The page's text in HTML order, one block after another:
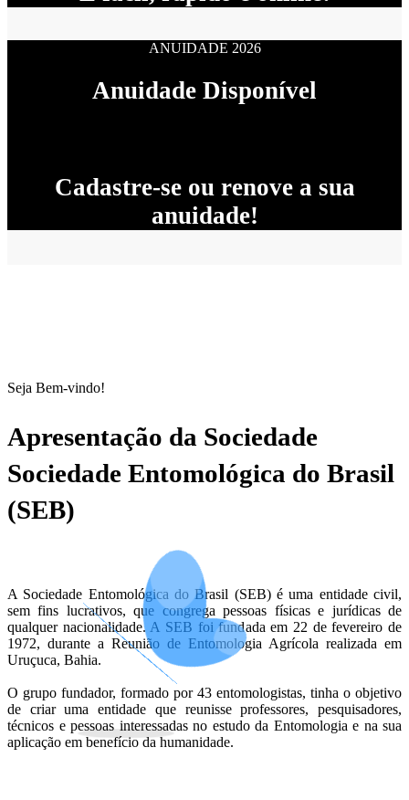
ANUIDADE 2026
Anuidade Disponível
Cadastre-se ou renove a sua
anuidade!
Seja Bem-vindo!
Apresentação da Sociedade
Sociedade Entomológica do Brasil
(SEB)
A Sociedade Entomológica do Brasil (SEB) é uma entidade civil,
sem fins lucrativos, que congrega pessoas físicas e jurídicas de
qualquer nacionalidade. A SEB foi fundada em 22 de fevereiro de
1972, durante a Reunião de Entomologia Agrícola realizada em
Uruçuca, Bahia.
O grupo fundador, formado por 43 entomologistas, tinha o objetivo
de criar uma entidade que reunisse professores, pesquisadores,
técnicos e pessoas interessadas no estudo da Entomologia e na sua
aplicação em benefício da humanidade.